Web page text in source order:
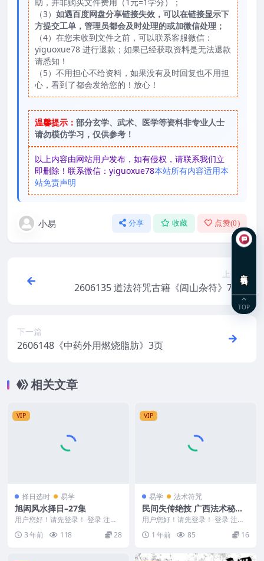
（3） 如遇百度网盘分享链接失效，可以在链接显示下
方提交工单，管理员都会及时处理的或加微信处理；
（4）在您未收到文件之前，可以联系客服微信：
yiguoxue78 进行退款；如果已经获取资料是无法退款
请悉知！
（5）不用担心不给资料，如果没有及时回复也不用担
心，看到了都会发给您的！放心！
温馨提示： 部分玄学、武术、医学等资料非专业人士
请勿模仿学习，仅供参考！
以上内容由网站用户发布，如有侵权，请联系我们立
即删除！联系微信：yiguoxue78本站所有内容适用本
站免责声明
小易 分享 收藏 点赞(0)
上一篇
2606135 道法符咒古籍《闾山杂符》76页
下一篇
2606148《中药外用燃烧脂肪》3页
相关文章
VIP
择日选时 易学
旭闳风水择日–27集
用户您好！请先登录！ 登录 注册
旭闳风水择日课程27集视频，讲解
了多种择日法，...
3 年前 118 28
VIP
易学 法术符咒
民间失传绝技 广西法术秘本
灵教传承培训法本pdf
用户您好！请先登录！ 登录 注册
民间失传绝技 广西法术秘本灵教
传承培训法本pd...
1 年前 85 16
TOP